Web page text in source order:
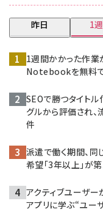
昨日 1
1週間かかった作
Notebookを無料
SEOで勝つタイト
グルから評価され
件
派遣で働く期間、同
希望「3年以上」が第
アクティブユーザ
アプリに学ぶ“ユー